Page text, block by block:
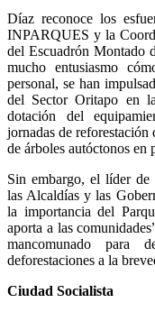
Díaz reconoce los
INPARQUES y la
del Escuadrón Montado
mucho entusiasmo
personal, se han
del Sector Oritapo en
dotación del
jornadas de
de árboles autóctonos en
Sin embargo, el líder
las Alcaldías y las
la importancia del
aporta a las
mancomunado para
deforestaciones a la
Ciudad Socialista